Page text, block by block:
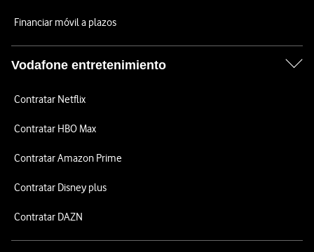
Financiar móvil a plazos
Vodafone entretenimiento
Contratar Netflix
Contratar HBO Max
Contratar Amazon Prime
Contratar Disney plus
Contratar DAZN